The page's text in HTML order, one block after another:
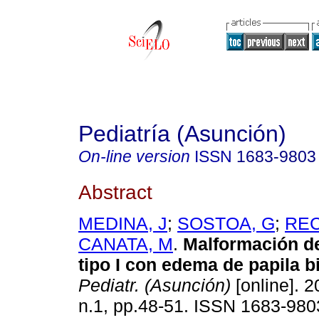
Pediatría (Asunción)
On-line version ISSN 1683-9803
Abstract
MEDINA, J; SOSTOA, G;
CANATA, M. Malformación
tipo I con edema de papila
Pediatr. (Asunción) [online].
n.1, pp.48-51. ISSN 1683-